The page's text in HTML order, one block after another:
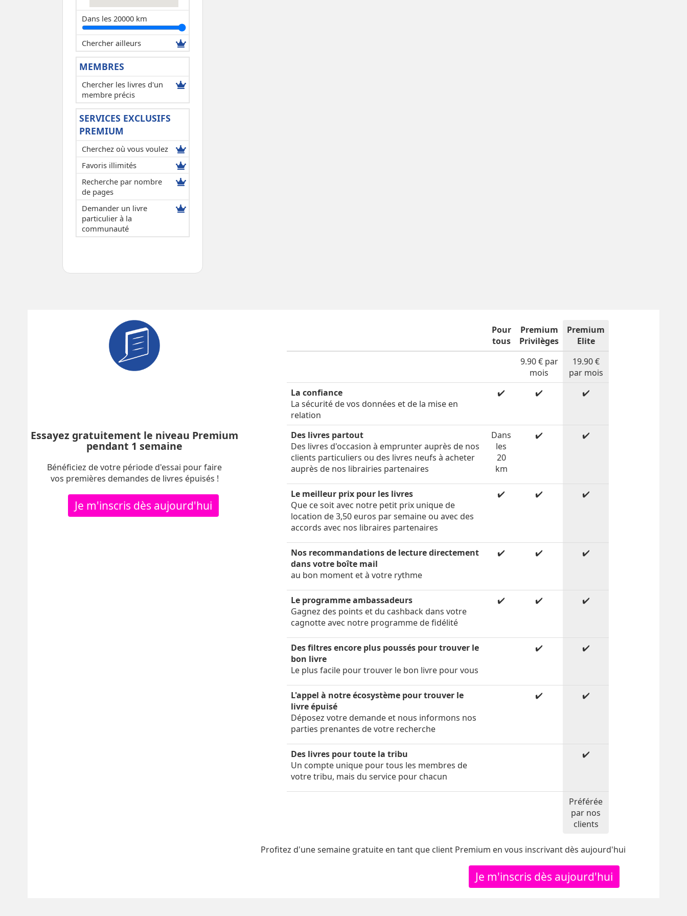
Dans les 20000 km
Chercher ailleurs
MEMBRES
Chercher les livres d'un
membre précis
SERVICES EXCLUSIFS
PREMIUM
Cherchez où vous voulez
Favoris illimités
Recherche par nombre
de pages
Demander un livre
particulier à la
communauté
Essayez gratuitement le niveau Premium
pendant 1 semaine
Bénéficiez de votre période d'essai pour faire
vos premières demandes de livres épuisés !
Je m'inscris dès aujourd'hui
Pour
tous
Premium
Privilèges
Premium
Elite
9.90 € par
mois
19.90 €
par mois
La confiance
La sécurité de vos données et de la mise en
relation
✔️ ✔️ ✔️
Des livres partout
Des livres d'occasion à emprunter auprès de nos
clients particuliers ou des livres neufs à acheter
auprès de nos librairies partenaires
Dans
les
20
km
✔️ ✔️
Le meilleur prix pour les livres
Que ce soit avec notre petit prix unique de
location de 3,50 euros par semaine ou avec des
accords avec nos libraires partenaires
✔️ ✔️ ✔️
Nos recommandations de lecture directement
dans votre boîte mail
au bon moment et à votre rythme
✔️ ✔️ ✔️
Le programme ambassadeurs
Gagnez des points et du cashback dans votre
cagnotte avec notre programme de fidélité
✔️ ✔️ ✔️
Des filtres encore plus poussés pour trouver le
bon livre
Le plus facile pour trouver le bon livre pour vous
✔️ ✔️
L'appel à notre écosystème pour trouver le
livre épuisé
Déposez votre demande et nous informons nos
parties prenantes de votre recherche
✔️ ✔️
Des livres pour toute la tribu
Un compte unique pour tous les membres de
votre tribu, mais du service pour chacun
✔️
Préférée
par nos
clients
Profitez d'une semaine gratuite en tant que client Premium en vous inscrivant dès aujourd'hui
Je m'inscris dès aujourd'hui